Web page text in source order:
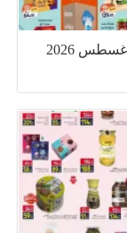
عروض كازيون اليوم 11 اغسطس حتى 17 اغسطس 2026